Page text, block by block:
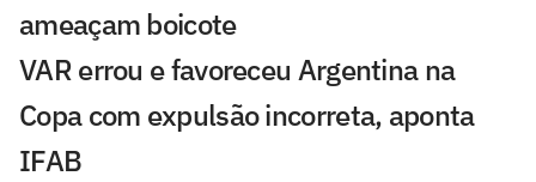
ameaçam boicote
VAR errou e favoreceu Argentina na
Copa com expulsão incorreta, aponta
IFAB